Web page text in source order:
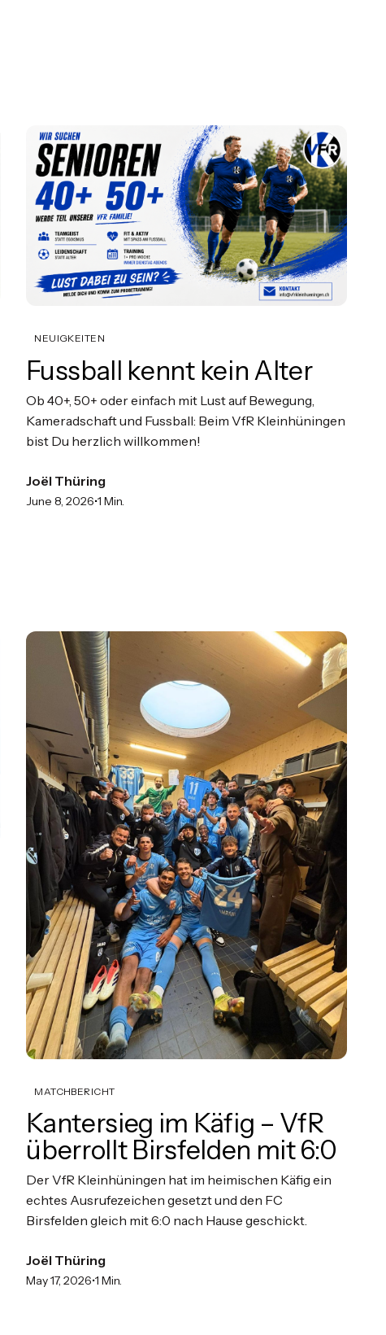
NEUIGKEITEN
Fussball kennt kein Alter
Ob 40+, 50+ oder einfach mit Lust auf Bewegung,
Kameradschaft und Fussball: Beim VfR Kleinhüningen
bist Du herzlich willkommen!
Joël Thüring
June 8, 2026•1 Min.
MATCHBERICHT
Kantersieg im Käfig – VfR
überrollt Birsfelden mit 6:0
Der VfR Kleinhüningen hat im heimischen Käfig ein
echtes Ausrufezeichen gesetzt und den FC
Birsfelden gleich mit 6:0 nach Hause geschickt.
Joël Thüring
May 17, 2026•1 Min.